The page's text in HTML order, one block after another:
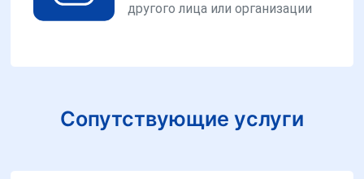
другого лица или организации
Сопутствующие услуги